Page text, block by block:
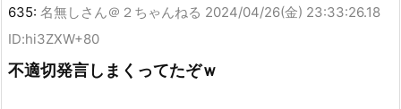
635: 名無しさん＠２ちゃんねる 2024/04/26(金) 23:33:26.18
ID:hi3ZXW+80
不適切発言しまくってたぞｗ